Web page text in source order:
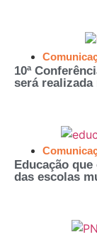
10ª
será realizada
Educação
das escolas